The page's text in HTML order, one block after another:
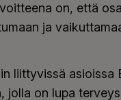
on, että
ja
liittyvissä asioissa
on lupa